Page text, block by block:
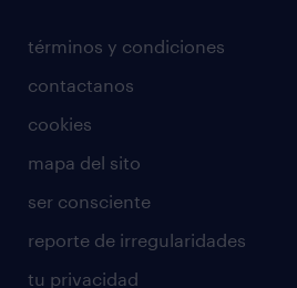
términos y condiciones
contactanos
cookies
mapa del sito
ser consciente
reporte de irregularidades
tu privacidad